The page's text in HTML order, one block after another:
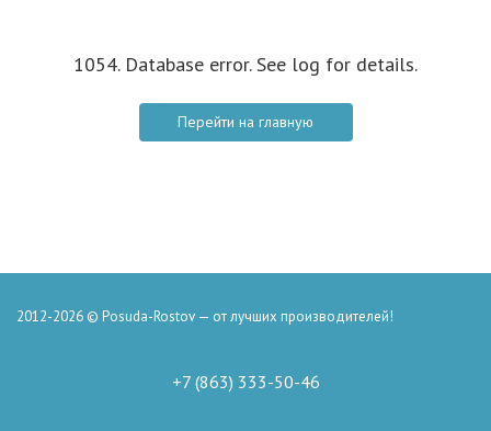
1054. Database error. See log for details.
Перейти на главную
2012-2026 © Posuda-Rostov — от лучших производителей!
+7 (863) 333-50-46